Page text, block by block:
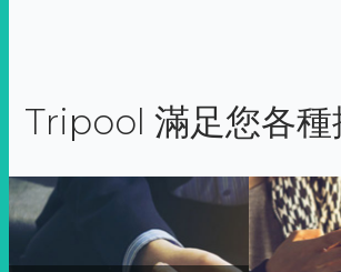
Tripool 滿足您各種